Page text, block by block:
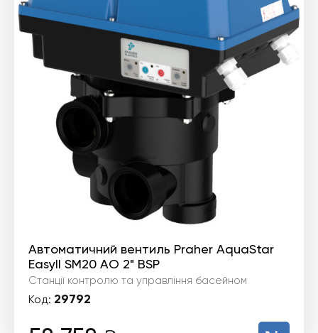
Автоматичний вентиль Praher AquaStar
EasyII SM20 AO 2" BSP
Станції контролю та управління басейном
Код: 29792